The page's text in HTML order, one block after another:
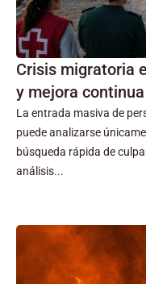
Crisis migratoria
y mejora continua
La entrada masiva de
puede analizarse
búsqueda rápida de
análisis...